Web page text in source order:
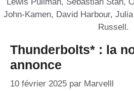
Thunderbolts* : la
annonce
10 février 2025 par Marvelll